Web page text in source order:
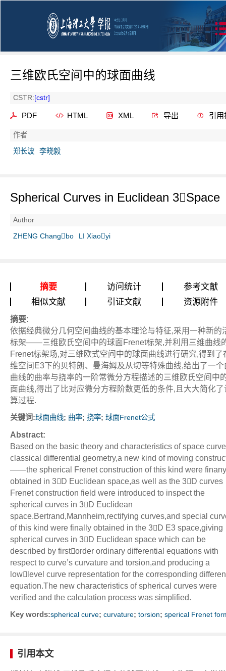
三维欧氏空间中的球面曲线
CSTR:[cstr]
PDF HTML XML 导出 引用
作者
郑长波
李晓毅
Spherical Curves in Euclidean 3Space
Author
ZHENG Changbo
LI Xiaoyi
摘要 访问统计
参考文献
相似文献
引证文献 资源附件
摘要:
依据经典微分几何空间曲线的基本理论与特征,采用一种新的
标架——三维欧氏空间中的球面Frenet标架,并利用三维曲线
Frenet标架场,对三维欧式空间中的球面曲线进行研究,得到了
维空间E3下的贝特朗、曼海姆及从切等特殊曲线,给出了一个
曲线的曲率与挠率的一阶常微分方程描述的三维欧氏空间中
面曲线,得出了比对应微分方程阶数更低的条件,且大大简化了
算过程.
关键词:球面曲线; 曲率; 挠率; 球面Frenet公式
Abstract:
Based on the basic theory and characteristics of space
classical differential geometry,a new kind of moving
——the spherical Frenet construction of this kind were finany
obtained in 3D Euclidean space,as well as the 3D curves
Frenet construction field were introduced to inspect the
spherical curves in 3D Euclidean
space.Bertrand,Mannheim,rectifying curves,and special
of this kind were finally obtained in the 3D E3 space,giving
spherical curves in 3D Euclidean space which can be
described by firstorder ordinary differential equations with
respect to curve’s curvature and torsion,and producing a
lowlevel curve representation for the corresponding
equation.The new characteristics of spherical curves were
verified and the calculation process was simplified.
Key words:spherical curve; curvature; torsion; sperical Frenet
引用本文